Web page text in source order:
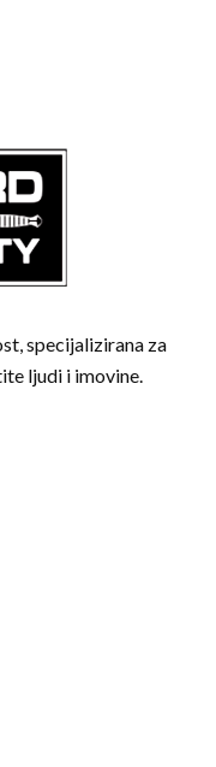
specijalizirana za
ljudi i imovine.